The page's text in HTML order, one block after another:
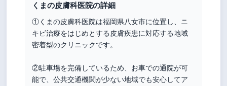
くまの皮膚科医院の詳細
①くまの皮膚科医院は福岡県八女市に位置し、ニ
キビ治療をはじめとする皮膚疾患に対応する地域
密着型のクリニックです。
②駐車場を完備しているため、お車での通院が可
能で、公共交通機関が少ない地域でも安心してア